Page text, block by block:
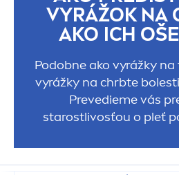
VYRÁŽOK NA
AKO ICH
Podobne ako vyrážky
vyrážky na chrbte
Prevedieme vás
starostlivosťou o pleť